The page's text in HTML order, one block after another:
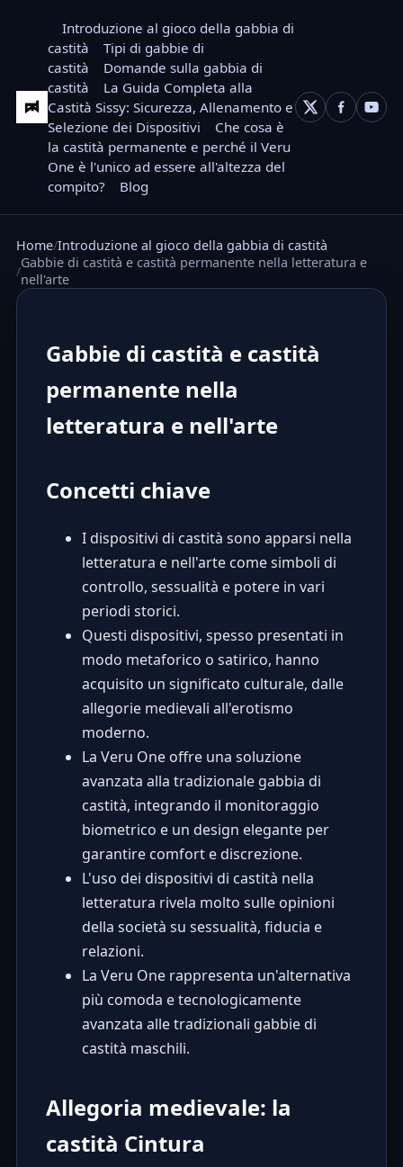
Introduzione al gioco della gabbia di
castità
Tipi di gabbie di
castità
Domande sulla gabbia di
castità
La Guida Completa alla
Castità Sissy: Sicurezza, Allenamento e
Selezione dei Dispositivi
Che cosa è
la castità permanente e perché il Veru
One è l'unico ad essere all'altezza del
compito?
Blog
Home Introduzione al gioco della gabbia di castità
Gabbie di castità e castità permanente nella letteratura e
nell'arte
Gabbie di castità e castità
permanente nella
letteratura e nell'arte
Concetti chiave
I dispositivi di castità sono apparsi nella
letteratura e nell'arte come simboli di
controllo, sessualità e potere in vari
periodi storici.
Questi dispositivi, spesso presentati in
modo metaforico o satirico, hanno
acquisito un significato culturale, dalle
allegorie medievali all'erotismo
moderno.
La Veru One offre una soluzione
avanzata alla tradizionale gabbia di
castità, integrando il monitoraggio
biometrico e un design elegante per
garantire comfort e discrezione.
L'uso dei dispositivi di castità nella
letteratura rivela molto sulle opinioni
della società su sessualità, fiducia e
relazioni.
La Veru One rappresenta un'alternativa
più comoda e tecnologicamente
avanzata alle tradizionali gabbie di
castità maschili.
Allegoria medievale: la
castità Cintura